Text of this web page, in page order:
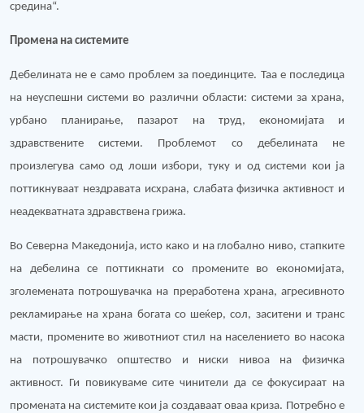
средина“.
Промена на системите
Дебелината не е само проблем за поединците. Таа е последица
на неуспешни системи во различни области: системи за храна,
урбано планирање, пазарот на труд, економијата и
здравствените системи. Проблемот со дебелината не
произлегува само од лоши избори, туку и од системи кои ја
поттикнуваат нездравата исхрана, слабата физичка активност и
неадекватната здравствена грижа.
Во Северна Македонија, исто како и на глобално ниво, стапките
на дебелина се поттикнати со промените во економијата,
зголемената потрошувачка на преработена храна, агресивното
рекламирање на храна богата со шеќер, сол, заситени и транс
масти, промените во животниот стил на населението во насока
на потрошувачко општество и ниски нивоа на физичка
активност. Ги повикуваме сите чинители да се фокусираат на
промената на системите кои ја создаваат оваа криза. Потребно е